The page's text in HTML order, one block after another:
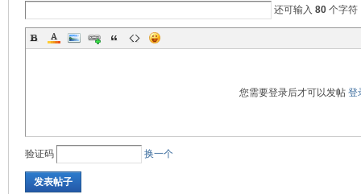
还可输入 80个字符
您需要登录后才可以发帖 登
验证码 换一个
发表帖子